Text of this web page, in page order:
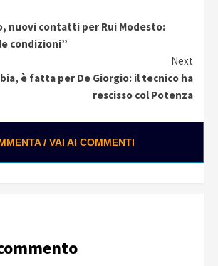
nuovi contatti per Rui Modesto:
condizioni”
Next
è fatta per De Giorgio: il tecnico ha
rescisso col Potenza
/ VAI AI COMMENTI